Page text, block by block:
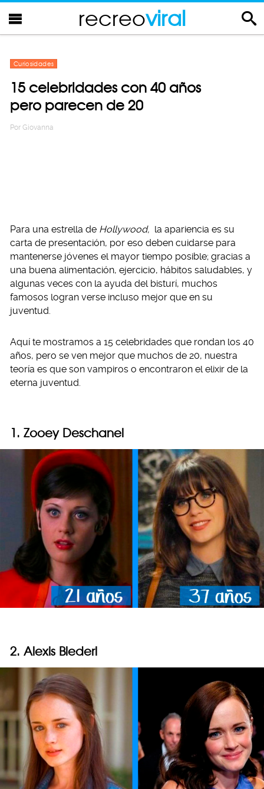
recreoviral
Curiosidades
15 celebridades con 40 años
pero parecen de 20
Por Giovanna
Para una estrella de Hollywood, la apariencia es su
carta de presentación, por eso deben cuidarse para
mantenerse jóvenes el mayor tiempo posible; gracias a
una buena alimentación, ejercicio, hábitos saludables, y
algunas veces con la ayuda del bisturí, muchos
famosos logran verse incluso mejor que en su
juventud.
Aquí te mostramos a 15 celebridades que rondan los 40
años, pero se ven mejor que muchos de 20, nuestra
teoría es que son vampiros o encontraron el elixir de la
eterna juventud.
1. Zooey Deschanel
2. Alexis Blederl